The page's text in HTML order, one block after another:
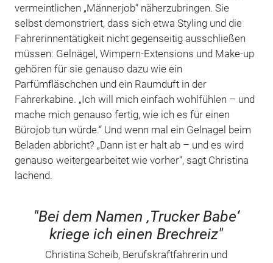
vermeintlichen „Männerjob“ näherzubringen. Sie
selbst demonstriert, dass sich etwa Styling und die
Fahrerinnentätigkeit nicht gegenseitig ausschließen
müssen: Gelnägel, Wimpern-Extensions und Make-up
gehören für sie genauso dazu wie ein
Parfümfläschchen und ein Raumduft in der
Fahrerkabine. „Ich will mich einfach wohlfühlen – und
mache mich genauso fertig, wie ich es für einen
Bürojob tun würde.“ Und wenn mal ein Gelnagel beim
Beladen abbricht? „Dann ist er halt ab – und es wird
genauso weitergearbeitet wie vorher“, sagt Christina
lachend.
"Bei dem Namen ‚Trucker Babe‘
kriege ich einen Brechreiz"
Christina Scheib, Berufskraftfahrerin und